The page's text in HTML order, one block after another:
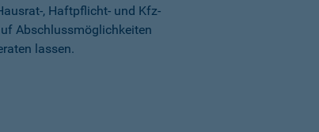
, Haftpflicht- und Kfz-
Abschlussmöglichkeiten
lassen.